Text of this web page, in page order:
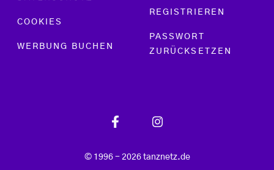
COOKIES
WERBUNG BUCHEN
REGISTRIEREN
PASSWORT
ZURÜCKSETZEN
© 1996 - 2026 tanznetz.de